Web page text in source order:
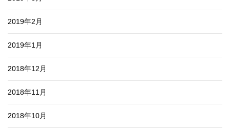
2019年2月
2019年1月
2018年12月
2018年11月
2018年10月